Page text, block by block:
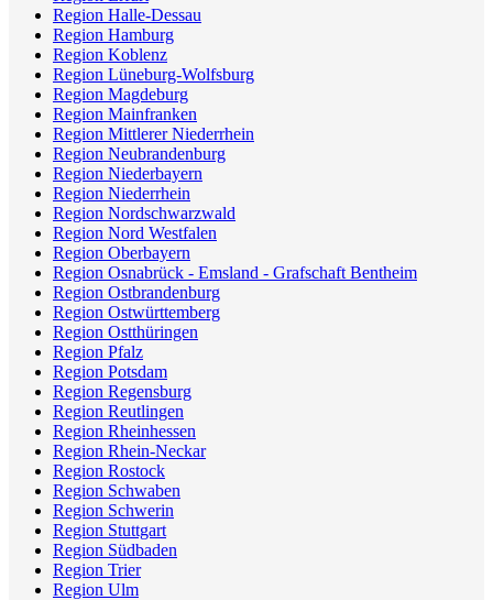
Region Halle-Dessau
Region Hamburg
Region Koblenz
Region Lüneburg-Wolfsburg
Region Magdeburg
Region Mainfranken
Region Mittlerer Niederrhein
Region Neubrandenburg
Region Niederbayern
Region Niederrhein
Region Nordschwarzwald
Region Nord Westfalen
Region Oberbayern
Region Osnabrück - Emsland - Grafschaft Bentheim
Region Ostbrandenburg
Region Ostwürttemberg
Region Ostthüringen
Region Pfalz
Region Potsdam
Region Regensburg
Region Reutlingen
Region Rheinhessen
Region Rhein-Neckar
Region Rostock
Region Schwaben
Region Schwerin
Region Stuttgart
Region Südbaden
Region Trier
Region Ulm